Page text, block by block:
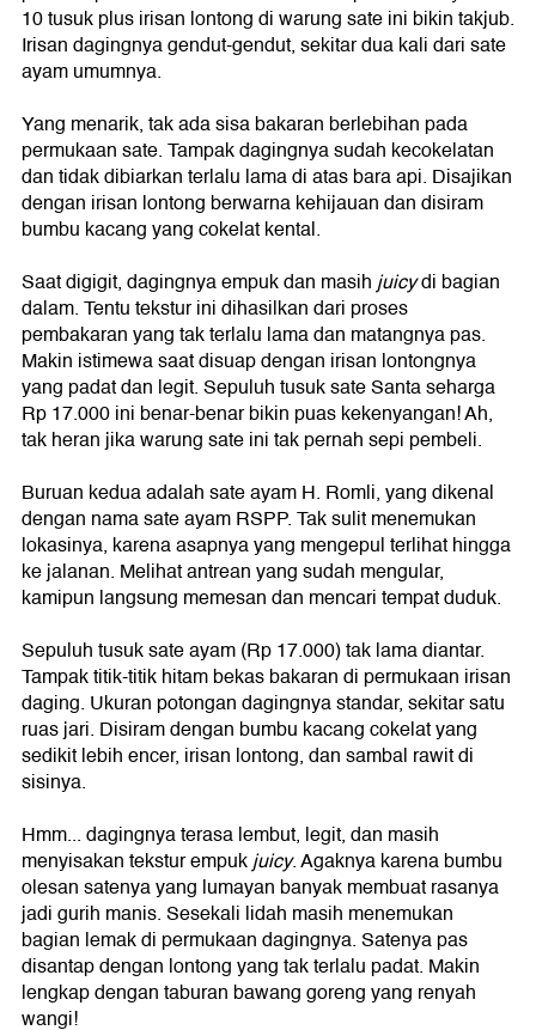
10 tusuk plus irisan lontong di warung sate ini bikin takjub.
Irisan dagingnya gendut-gendut, sekitar dua kali dari sate
ayam umumnya.
Yang menarik, tak ada sisa bakaran berlebihan pada
permukaan sate. Tampak dagingnya sudah kecokelatan
dan tidak dibiarkan terlalu lama di atas bara api. Disajikan
dengan irisan lontong berwarna kehijauan dan disiram
bumbu kacang yang cokelat kental.
Saat digigit, dagingnya empuk dan masihjuicydi bagian
dalam. Tentu tekstur ini dihasilkan dari proses
pembakaran yang tak terlalu lama dan matangnya pas.
Makin istimewa saat disuap dengan irisan lontongnya
yang padat dan legit. Sepuluh tusuk sate Santa seharga
Rp 17.000 ini benar-benar bikin puas kekenyangan! Ah,
tak heran jika warung sate ini tak pernah sepi pembeli.
Buruan kedua adalah sate ayam H. Romli, yang dikenal
dengan nama sate ayam RSPP. Tak sulit menemukan
lokasinya, karena asapnya yang mengepul terlihat hingga
ke jalanan. Melihat antrean yang sudah mengular,
kamipun langsung memesan dan mencari tempat duduk.
Sepuluh tusuk sate ayam (Rp 17.000) tak lama diantar.
Tampak titik-titik hitam bekas bakaran di permukaan irisan
daging. Ukuran potongan dagingnya standar, sekitar satu
ruas jari. Disiram dengan bumbu kacang cokelat yang
sedikit lebih encer, irisan lontong, dan sambal rawit di
sisinya.
Hmm... dagingnya terasa lembut, legit, dan masih
menyisakan tekstur empukjuicy. Agaknya karena bumbu
olesan satenya yang lumayan banyak membuat rasanya
jadi gurih manis. Sesekali lidah masih menemukan
bagian lemak di permukaan dagingnya. Satenya pas
disantap dengan lontong yang tak terlalu padat. Makin
lengkap dengan taburan bawang goreng yang renyah
wangi!